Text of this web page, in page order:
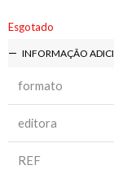
Esgotado
INFORMAÇÃO
formato
editora
REF